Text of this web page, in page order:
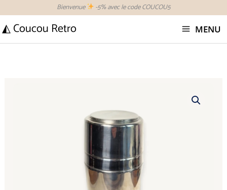
contenu
Bienvenue -5% avec le code COUCOU5
◭ Coucou Retro MENU